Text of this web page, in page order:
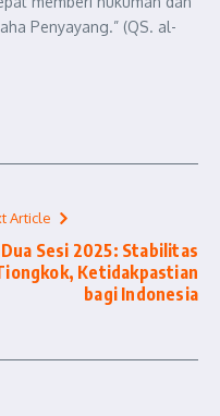
Penyayang.” (QS. al-
Article
Dua Sesi 2025: Stabilitas
Ketidakpastian
bagi Indonesia